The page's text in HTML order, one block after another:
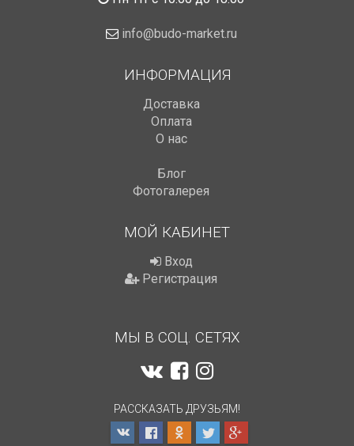
info@budo-market.ru
ИНФОРМАЦИЯ
Доставка
Оплата
О нас
Блог
Фотогалерея
МОЙ КАБИНЕТ
Вход
Регистрация
МЫ В СОЦ. СЕТЯХ
РАССКАЗАТЬ ДРУЗЬЯМ!